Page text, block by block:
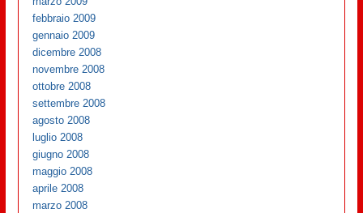
febbraio 2009
gennaio 2009
dicembre 2008
novembre 2008
ottobre 2008
settembre 2008
agosto 2008
luglio 2008
giugno 2008
maggio 2008
aprile 2008
marzo 2008